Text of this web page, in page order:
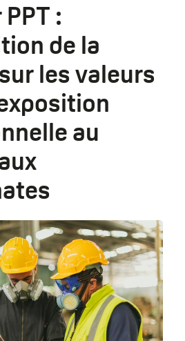
:
de la
les valeurs
au